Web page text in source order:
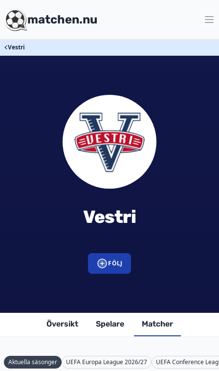
matchen.nu
Vestri
Vestri
FÖLJ
Översikt Spelare Matcher
Aktuella säsonger UEFA Europa League 2026/27 UEFA Conference